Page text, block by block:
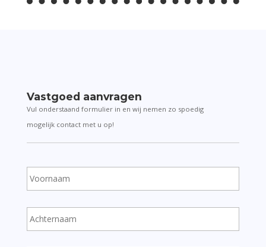
Vastgoed aanvragen
Vul onderstaand formulier in en wij nemen zo spoedig
mogelijk contact met u op!
V
o
n
a
a
A
c